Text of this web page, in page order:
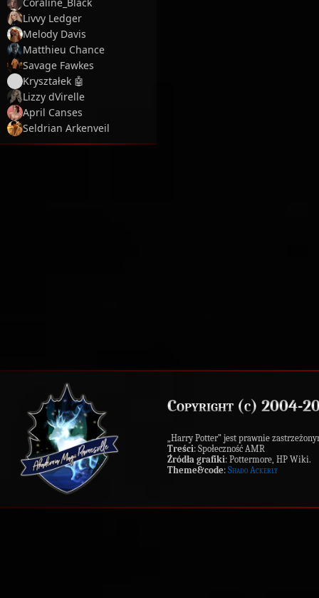
Livvy Ledger
Melody Davis
Matthieu Chance
Savage Fawkes
Kryształek 🤖
Lizzy dVirelle
April Canses
Seldrian Arkenveil
Copyright (c) 2004-
„Harry Potter” jest prawnie
Treści: Społeczność AMR
Źródła grafiki: Pottermore, HP Wiki.
Theme&code: Shado Ackerly